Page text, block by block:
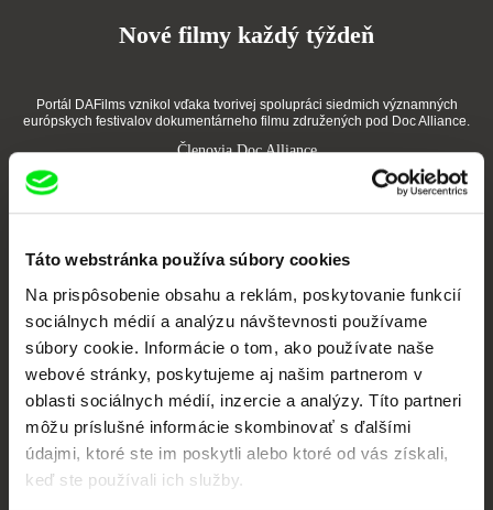
Táto webstránka používa súbory cookies
Na prispôsobenie obsahu a reklám, poskytovanie funkcií
sociálnych médií a analýzu návštevnosti používame
súbory cookie. Informácie o tom, ako používate naše
webové stránky, poskytujeme aj našim partnerom v
oblasti sociálnych médií, inzercie a analýzy. Títo partneri
môžu príslušné informácie skombinovať s ďalšími
údajmi, ktoré ste im poskytli alebo ktoré od vás získali,
keď ste používali ich služby.
Nové filmy každý týždeň
Portál DAFilms vznikol vďaka tvorivej spolupráci siedmich významných
európskych festivalov dokumentárneho filmu združených pod Doc Alliance.
Členovia Doc Alliance
Against Gravity